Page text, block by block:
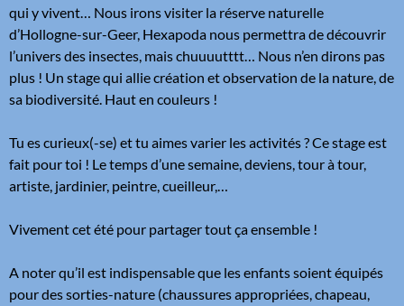
qui y vivent… Nous irons visiter la réserve naturelle
d’Hollogne-sur-Geer, Hexapoda nous permettra de découvrir
l’univers des insectes, mais chuuuutttt… Nous n’en dirons pas
plus ! Un stage qui allie création et observation de la nature, de
sa biodiversité. Haut en couleurs !
Tu es curieux(-se) et tu aimes varier les activités ? Ce stage est
fait pour toi ! Le temps d’une semaine, deviens, tour à tour,
artiste, jardinier, peintre, cueilleur,…
Vivement cet été pour partager tout ça ensemble !
A noter qu’il est indispensable que les enfants soient équipés
pour des sorties-nature (chaussures appropriées, chapeau,